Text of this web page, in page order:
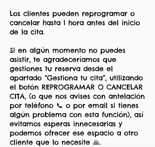
Los clientes pueden reprogramar o
cancelar hasta 1 hora antes del inicio
de la cita.
Si en algún momento no puedes
asistir, te agradeceríamos que
gestiones tu reserva desde el
apartado “Gestiona tu cita”, utilizando
el botón REPROGRAMAR O CANCELAR
CITA, (o que nos avises con antelación
por teléfono 📞 o por email si tienes
algún problema con esta función), así
evitamos esperas innecesarias y
podemos ofrecer ese espacio a otro
cliente que lo necesite 🙏.